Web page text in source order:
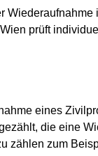
Wiederaufnahme
prüft
eines
, die eine
zählen zum